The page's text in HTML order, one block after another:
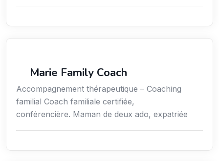
Marie Family Coach
Accompagnement thérapeutique – Coaching
familial Coach familiale certifiée,
conférencière. Maman de deux ado, expatriée